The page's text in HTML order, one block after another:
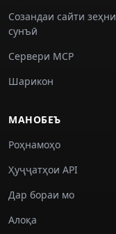
Созандаи сайти зеҳни
сунъӣ
Сервери MCP
Шарикон
МАНОБЕЪ
Роҳнамоҳо
Ҳуҷҷатҳои API
Дар бораи мо
Алоқа